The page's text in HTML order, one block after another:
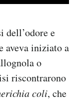
dell’odore e
aveva iniziato a
o
riscontrarono
coli, che